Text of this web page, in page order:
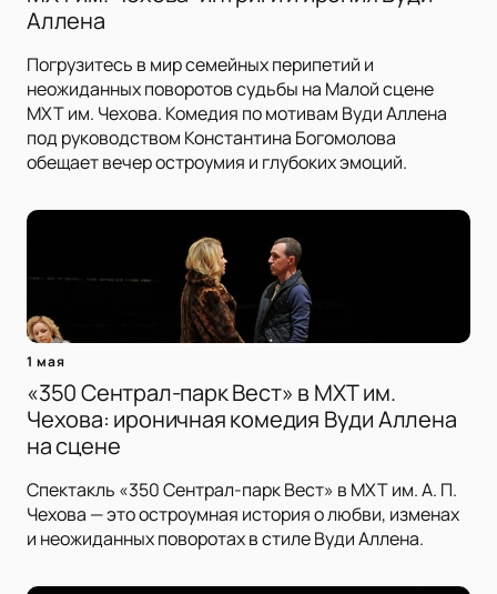
Аллена
Погрузитесь в мир семейных перипетий и
неожиданных поворотов судьбы на Малой сцене
МХТ им. Чехова. Комедия по мотивам Вуди Аллена
под руководством Константина Богомолова
обещает вечер остроумия и глубоких эмоций.
1 мая
«350 Сентрал-парк Вест» в МХТ им.
Чехова: ироничная комедия Вуди Аллена
на сцене
Спектакль «350 Сентрал-парк Вест» в МХТ им. А. П.
Чехова — это остроумная история о любви, изменах
и неожиданных поворотах в стиле Вуди Аллена.